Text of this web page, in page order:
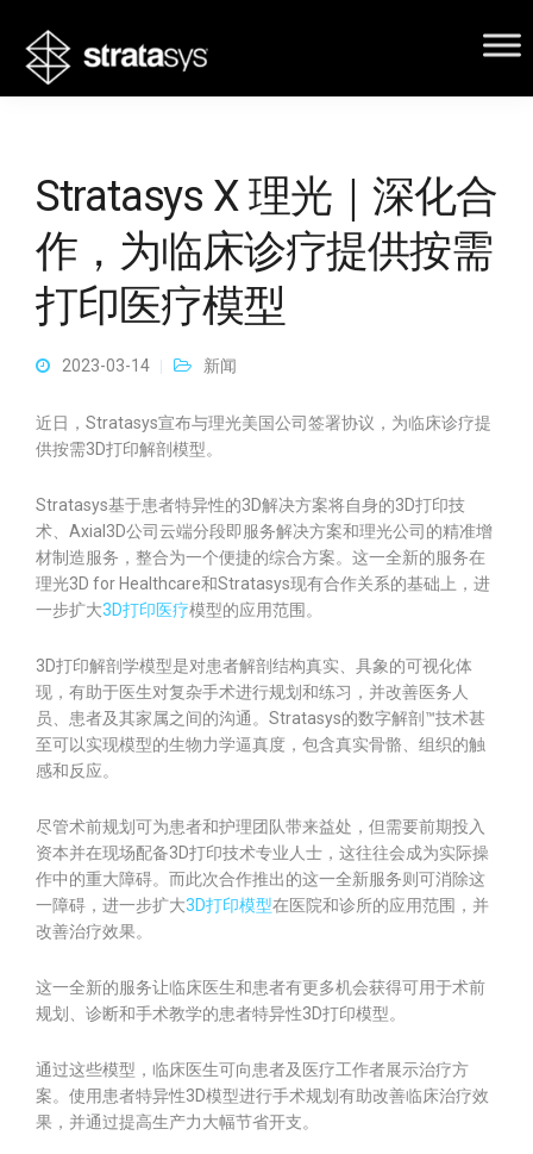
Stratasys X 理光｜深化合
作，为临床诊疗提供按需
打印医疗模型
2023-03-14 新闻
近日，Stratasys宣布与理光美国公司签署协议，为临床诊疗提
供按需3D打印解剖模型。
Stratasys基于患者特异性的3D解决方案将自身的3D打印技
术、Axial3D公司云端分段即服务解决方案和理光公司的精准增
材制造服务，整合为一个便捷的综合方案。这一全新的服务在
理光3D for Healthcare和Stratasys现有合作关系的基础上，进
一步扩大3D打印医疗模型的应用范围。
3D打印解剖学模型是对患者解剖结构真实、具象的可视化体
现，有助于医生对复杂手术进行规划和练习，并改善医务人
员、患者及其家属之间的沟通。Stratasys的数字解剖™技术甚
至可以实现模型的生物力学逼真度，包含真实骨骼、组织的触
感和反应。
尽管术前规划可为患者和护理团队带来益处，但需要前期投入
资本并在现场配备3D打印技术专业人士，这往往会成为实际操
作中的重大障碍。而此次合作推出的这一全新服务则可消除这
一障碍，进一步扩大3D打印模型在医院和诊所的应用范围，并
改善治疗效果。
这一全新的服务让临床医生和患者有更多机会获得可用于术前
规划、诊断和手术教学的患者特异性3D打印模型。
通过这些模型，临床医生可向患者及医疗工作者展示治疗方
案。使用患者特异性3D模型进行手术规划有助改善临床治疗效
果，并通过提高生产力大幅节省开支。